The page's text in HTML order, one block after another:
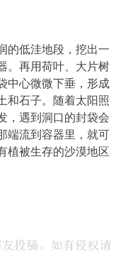
的低洼地段，挖出一
。再用荷叶、大片树
中心微微下垂，形成
和石子。随着太阳照
，遇到洞口的封袋会
端流到容器里，就可
植被生存的沙漠地区